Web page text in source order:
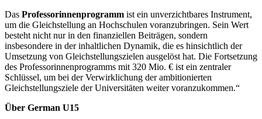
Das Professorinnenprogramm ist ein unverzichtbares Instrument,
um die Gleichstellung an Hochschulen voranzubringen. Sein Wert
besteht nicht nur in den finanziellen Beiträgen, sondern
insbesondere in der inhaltlichen Dynamik, die es hinsichtlich der
Umsetzung von Gleichstellungszielen ausgelöst hat. Die Fortsetzung
des Professorinnenprogramms mit 320 Mio. € ist ein zentraler
Schlüssel, um bei der Verwirklichung der ambitionierten
Gleichstellungsziele der Universitäten weiter voranzukommen.“
Über German U15